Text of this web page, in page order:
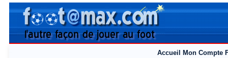
Accueil Mon Compte